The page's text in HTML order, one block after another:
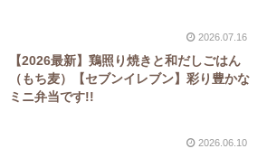
2026.07.16
【2026最新】鶏照り焼きと和だしごはん
（もち麦）【セブンイレブン】彩り豊かな
ミニ弁当です!!
2026.06.10